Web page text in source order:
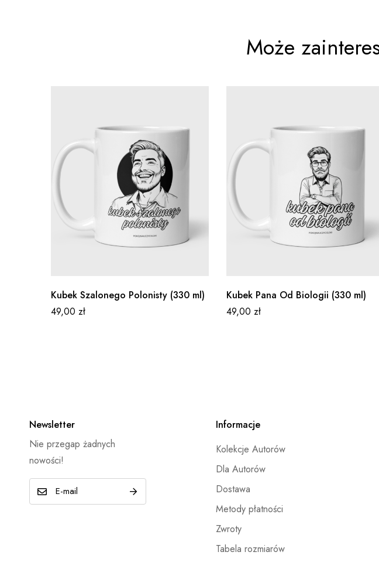
Może
Kubek Szalonego Polonisty (330 ml)
49,00 zł
Kubek Pana Od Biologii (330 ml)
49,00 zł
Newsletter
Nie przegap żadnych
nowości!
-
Informacje
Kolekcje Autorów
Dla Autorów
Dostawa
Metody płatności
Zwroty
Tabela rozmiarów